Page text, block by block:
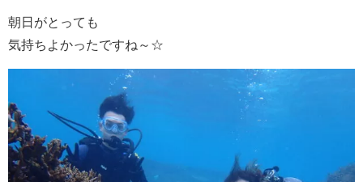
朝日がとっても
気持ちよかったですね～☆